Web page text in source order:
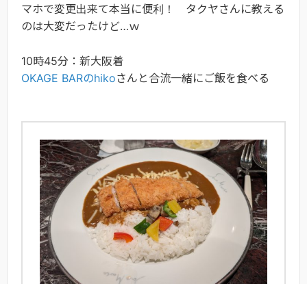
マホで変更出来て本当に便利！ タクヤさんに教える
のは大変だったけど…ｗ
10時45分：新大阪着
OKAGE BARのhikoさんと合流一緒にご飯を食べる